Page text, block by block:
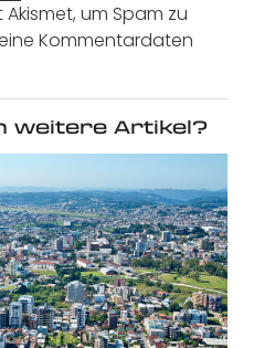
um Spam zu
Kommentardaten
weitere Artikel?